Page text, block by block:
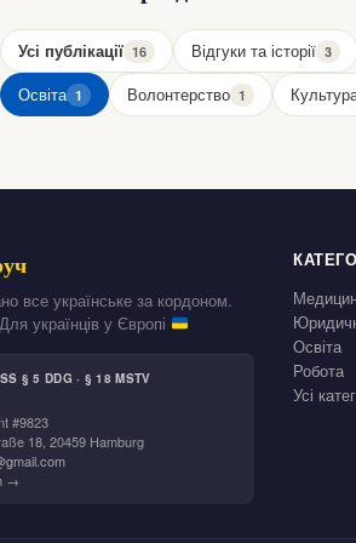
Усі публікації 16 Відгуки та історії 3
Освіта 1 Волонтерство 1
все українське за кордоном.
українців у Європі
§ 5 DDG · § 18 MSTV
#9823
18, 20459 Hamburg
→
Освіта
Робота
Усі